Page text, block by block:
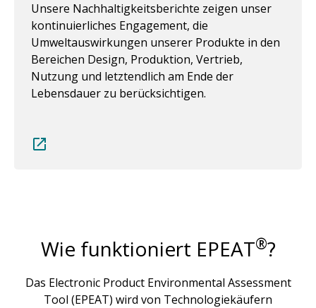
Unsere Nachhaltigkeitsberichte zeigen unser
kontinuierliches Engagement, die
Umweltauswirkungen unserer Produkte in den
Bereichen Design, Produktion, Vertrieb,
Nutzung und letztendlich am Ende der
Lebensdauer zu berücksichtigen.
Wie funktioniert EPEAT®?
Das Electronic Product Environmental Assessment
Tool (EPEAT) wird von Technologiekäufern